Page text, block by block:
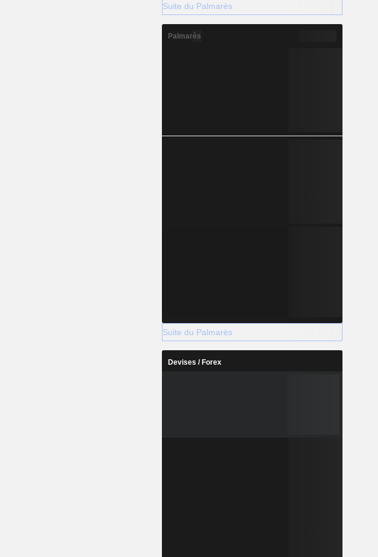
Suite du Palmarès
Palmarès
Suite du Palmarès
Devises / Forex